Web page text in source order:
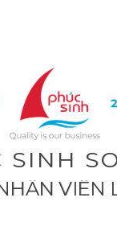
SINH
VIÊN